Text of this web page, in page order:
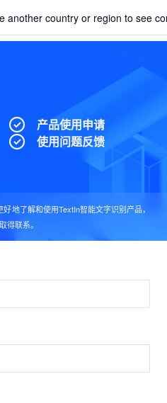
another country or region to see
尽快与您联系 |
产品使用申请
使用问题反馈
地了解和使用TextIn智能文字识别产品，
得联系。